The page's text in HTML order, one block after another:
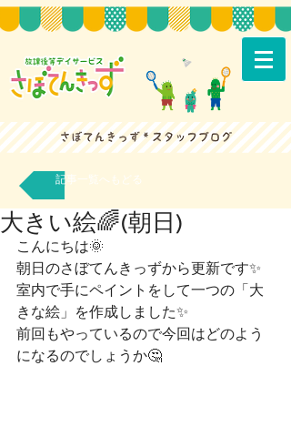
記事一覧へもどる
大きい絵🌈(朝日)
こんにちは🌞
朝日のさぼてんきっずから更新です✨
室内で手にペイントをして一つの「大
きな絵」を作成しました✨
前回もやっているので今回はどのよう
になるのでしょうか🤔